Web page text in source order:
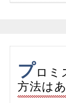
プロミ
方法は